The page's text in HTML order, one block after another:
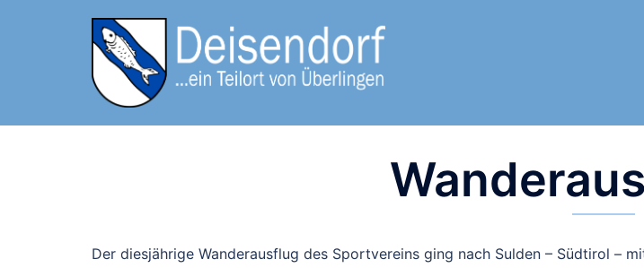
Der diesjährige Wanderausflug des Sportvereins ging nach Sulden – Südtirol –